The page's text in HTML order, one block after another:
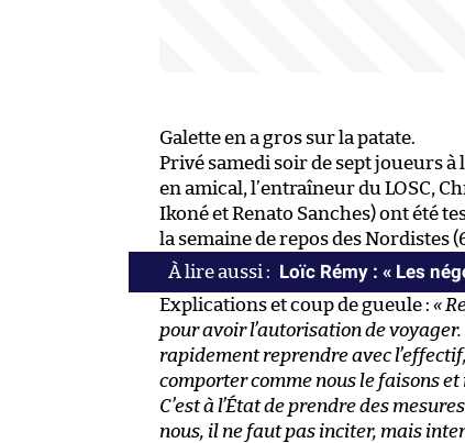
Galette en a gros sur la patate.
Privé samedi soir de sept joueurs
en amical, l’entraîneur du LOSC,
Ikoné et Renato Sanches) ont été
la semaine de repos des Nordistes
Loïc Rémy : « Les
Explications et coup de gueule : «
pour avoir l’autorisation de
rapidement reprendre avec
comporter comme nous le faisons
C’est à l’État de prendre des
nous, il ne faut pas inciter, mais